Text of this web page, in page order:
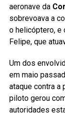
aeronave da
sobrevoava a
o helicóptero, e
Felipe, que
Um dos
em maio
ataque contra a
piloto gerou
autoridades